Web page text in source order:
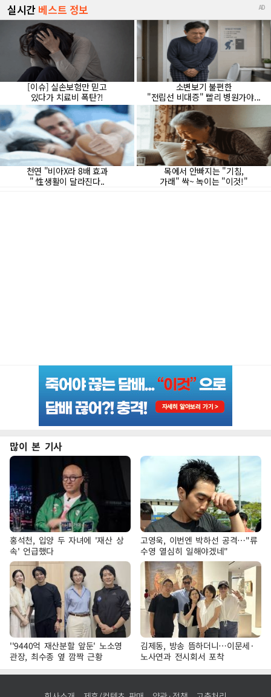
많이 본 기사
홍석천, 입양 두 자녀에 '재산 상
속' 언급했다
고영욱, 이번엔 박하선 공격…"류
수영 열심히 일해야겠네"
''9440억 재산분할 앞둔' 노소영
관장, 최수종 옆 깜짝 근황
김제동, 방송 뜸하더니…이문세·
노사연과 전시회서 포착